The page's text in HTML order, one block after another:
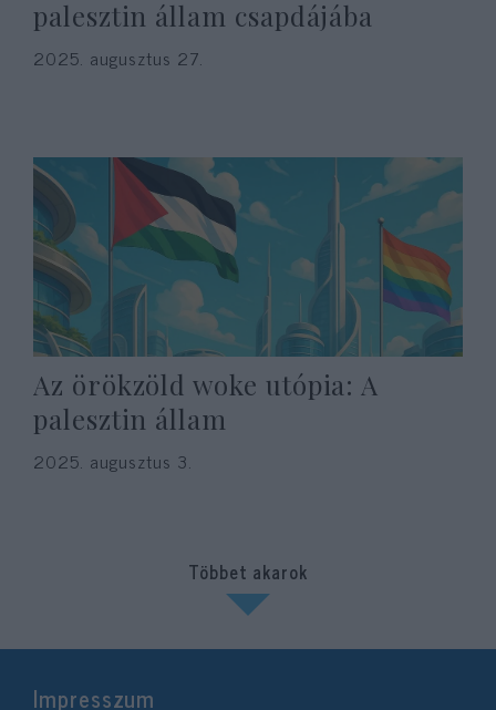
palesztin állam csapdájába
2025. augusztus 27.
Az örökzöld woke utópia: A
palesztin állam
2025. augusztus 3.
Többet akarok
Impresszum